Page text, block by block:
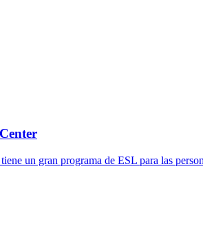
un gran programa de ESL para las